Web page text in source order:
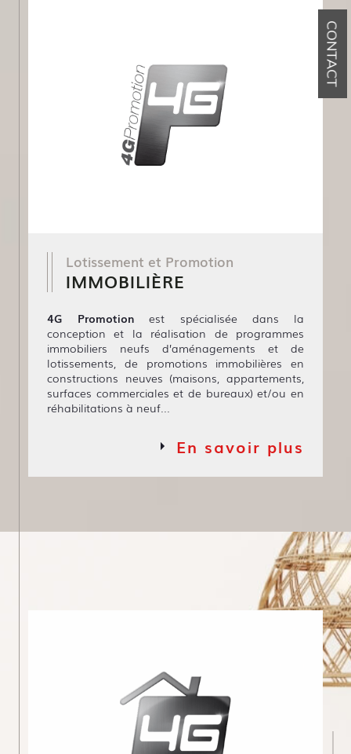
CONTACT
Lotissement et Promotion
IMMOBILIÈRE
4G Promotion est spécialisée dans la
conception et la réalisation de programmes
immobiliers neufs d’aménagements et de
lotissements, de promotions immobilières en
constructions neuves (maisons, appartements,
surfaces commerciales et de bureaux) et/ou en
réhabilitations à neuf...
En savoir plus